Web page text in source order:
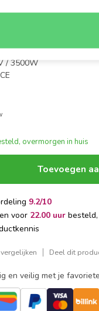
schakelaar
/ 3500W
overmorgen in huis
Toevoegen
9.2/10
voor 22.00 uur besteld,
Deel dit
en veilig met je